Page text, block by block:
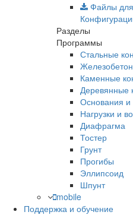
Файлы для
Разделы
Программы
Стальные
Каменные
Деревянные
Основания
Нагрузки и
Диафрагма
Тостер
Грунт
Прогибы
Эллипсоид
Шпунт
mobile
Поддержка и обучение